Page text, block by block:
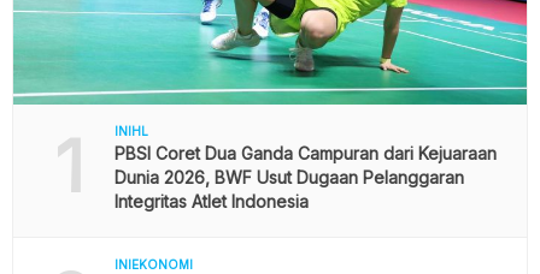
1 INIHL
PBSI Coret Dua Ganda Campuran dari Kejuaraan
Dunia 2026, BWF Usut Dugaan Pelanggaran
Integritas Atlet Indonesia
INIEKONOMI